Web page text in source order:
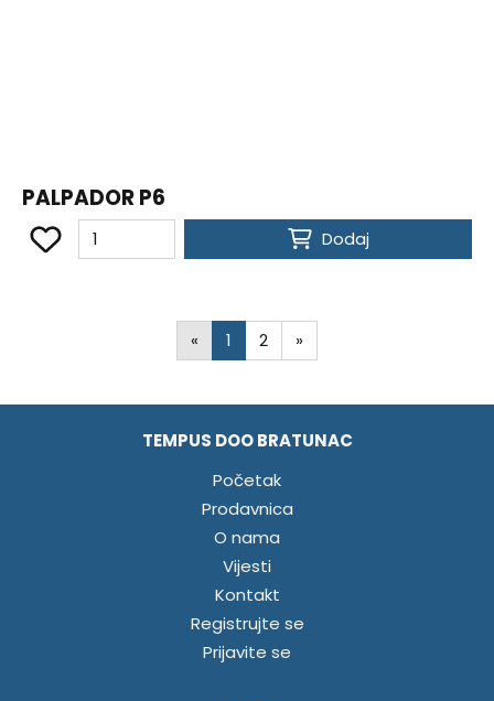
PALPADOR P6
Dodaj
« 1 2 »
TEMPUS DOO BRATUNAC
Početak
Prodavnica
O nama
Vijesti
Kontakt
Registrujte se
Prijavite se